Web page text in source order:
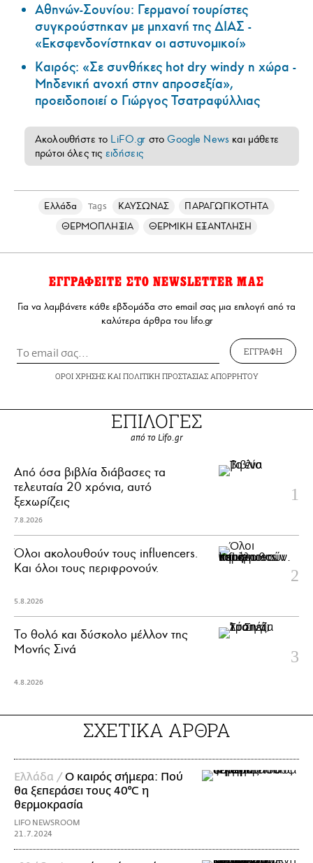
Αθηνών-Σουνίου: Γερμανοί τουρίστες
συγκρούστηκαν με μηχανή της ΔΙΑΣ -
«Εκσφενδονίστηκαν οι αστυνομικοί»
Καιρός: «Σε συνθήκες hot dry windy η χώρα -
Μηδενική ανοχή στην απροσεξία»,
προειδοποιεί ο Γιώργος Τσατραφύλλιας
Ακολουθήστε το LiFO.gr στοGoogle News και μάθετε
πρώτοι όλες τις ειδήσεις
Ελλάδα Tags ΚΑΥΣΩΝΑΣ
ΠΑΡΑΓΩΓΙΚΟΤΗΤΑ
ΘΕΡΜΟΠΛΗΞΙΑ
ΘΕΡΜΙΚΗ ΕΞΑΝΤΛΗΣΗ
ΕΓΓΡΑΦΕΙΤΕ ΣΤΟ NEWSLETTER ΜΑΣ
Για να λαμβάνετε κάθε εβδομάδα στο email σας μια επιλογή από τα
καλύτερα άρθρα του lifo.gr
ΕΓΓΡΑΦΗ
ΟΡΟΙ ΧΡΗΣΗΣΚΑΙ ΠΟΛΙΤΙΚΗ ΠΡΟΣΤΑΣΙΑΣ ΑΠΟΡΡΗΤΟΥ
ΕΠΙΛΟΓΕΣ
από το Lifo.gr
Από όσα βιβλία διάβασες τα
τελευταία 20 χρόνια, αυτό
ξεχωρίζεις
7.8.2026
Όλοι ακολουθούν τους influencers.
Και όλοι τους περιφρονούν.
5.8.2026
Το θολό και δύσκολο μέλλον της
Μονής Σινά
4.8.2026
ΣΧΕΤΙΚΑ ΑΡΘΡΑ
Ελλάδα /Ο καιρός σήμερα: Πού
θα ξεπεράσει τους 40°C η
θερμοκρασία
LIFO NEWSROOM
21.7.2024